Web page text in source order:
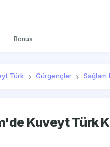
Bonus
Türk Gürgençler Sağlam
Kuveyt Türk